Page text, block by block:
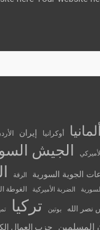
ألمانيا أوكرانيا إيران
الجيش
الجوية السورية الرقة
الضربة الأميركية الغوطة
الله بوتين تركيا
المسلمين حزب العمال